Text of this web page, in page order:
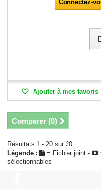
Connectez-
Ajouter à mes favoris
Comparer (0)
Résultats 1 - 20 sur 20.
Légende :
= Fichier joint -
sélectionnables